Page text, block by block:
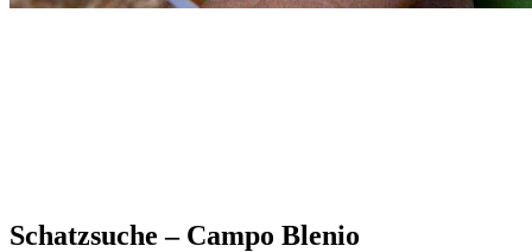
Schatzsuche – Campo Blenio